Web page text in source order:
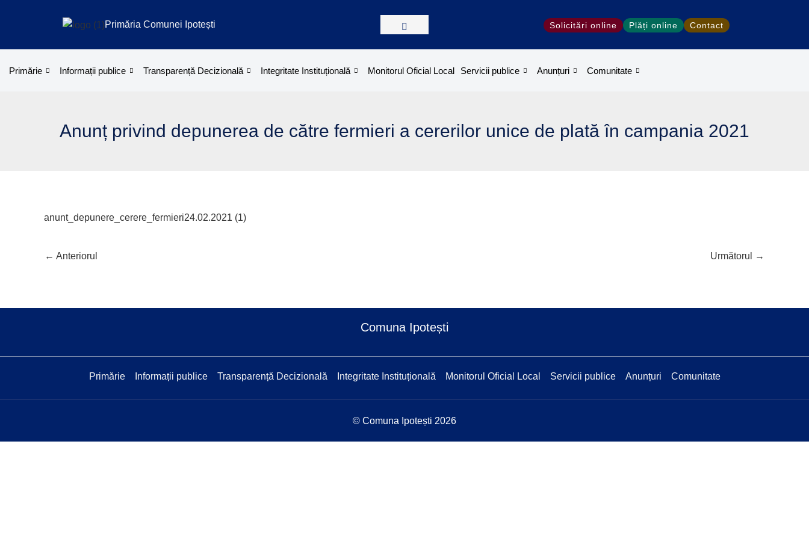
Primăria Comunei Ipotești Solicitări online Plăți online Contact
Primărie Informații publice Transparență Decizională Integritate Instituțională Monitorul Oficial Local Servicii publice Anunțuri Comunitate
Anunț privind depunerea de către fermieri a cererilor unice de plată în campania 2021
anunt_depunere_cerere_fermieri24.02.2021 (1)
← Anteriorul Următorul →
Comuna Ipotești
Primărie Informații publice Transparență Decizională Integritate Instituțională Monitorul Oficial Local Servicii publice Anunțuri Comunitate
© Comuna Ipotești 2026